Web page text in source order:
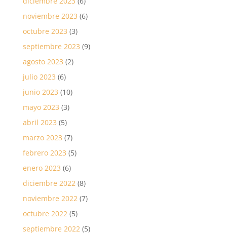
noviembre 2023 (6)
octubre 2023 (3)
septiembre 2023 (9)
agosto 2023 (2)
julio 2023 (6)
junio 2023 (10)
mayo 2023 (3)
abril 2023 (5)
marzo 2023 (7)
febrero 2023 (5)
enero 2023 (6)
diciembre 2022(8)
noviembre 2022(7)
octubre 2022(5)
septiembre 2022(5)